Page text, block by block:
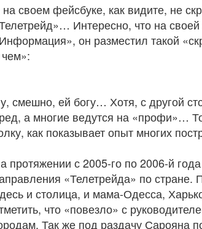
своем фейсбуке, как видите, не
Интересно, что на
он разместил такой
смешно, ей богу… Хотя, с другой
а многие ведутся на «профи»…
как показывает опыт многих
протяжении с 2005-го по 2006-й
«Телетрейда» по
и столица, и мама-Одесса,
что «повезло» с
Так же под раздачу Сарояна